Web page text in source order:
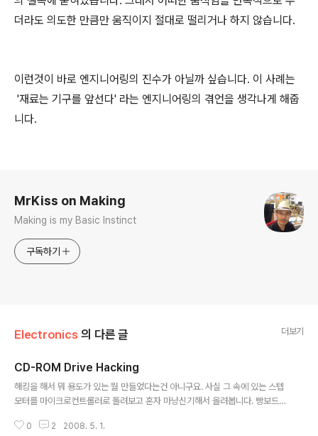
더라도 의도한 만큼만 움직이지 절대로 떨리거나 하지 않습니다.
이런것이 바로 엔지니어링의 진수가 아닐까 싶습니다. 이 사례는
'재료는 기구를 앞선다' 라는 엔지니어링의 겪언을 생각나게 해줍
니다.
MrKiss on Making
Making is my Basic Instinct
구독하기
Electronics 의 다른 글 더보기
CD-ROM Drive Hacking
해킹을 해서 뭐 용도가 있는 뭘 만들었다는건 아니구요. 사실 그 속에 있는 스텝
모터를 마이크로컨트롤러로 돌려보고 혼자 마냥신기해서 올려봅니다. 빵보드의
클론 보드와 L293b모터 드라이버입니다. 저항식 포텐쇼미터를 아날로그 포트
0 2 2008. 5. 1.